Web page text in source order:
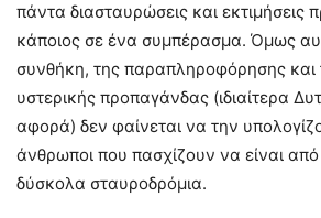
πάντα διασταυρώσεις και εκτιμήσεις
κάποιος σε ένα συμπέρασμα. Όμως
συνθήκη, της παραπληροφόρησης και
υστερικής προπαγάνδας (ιδιαίτερα
αφορά) δεν φαίνεται να την
άνθρωποι που πασχίζουν να είναι
δύσκολα σταυροδρόμια.